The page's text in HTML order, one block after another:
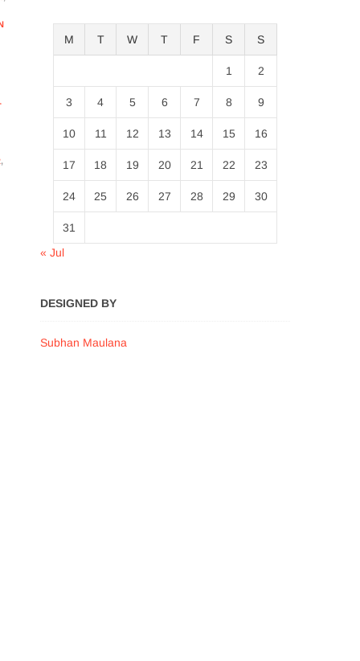
,
M T W T F S S
1 2
3 4 5 6 7 8 9
10 11 12 13 14 15 16
17 18 19 20 21 22 23
24 25 26 27 28 29 30
31
« Jul
DESIGNED BY
Subhan Maulana